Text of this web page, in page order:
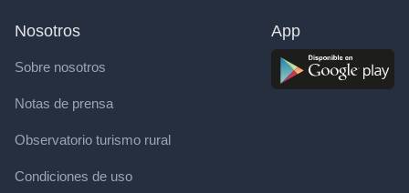
Nosotros
Sobre nosotros
Notas de prensa
Observatorio turismo rural
Condiciones de uso
App